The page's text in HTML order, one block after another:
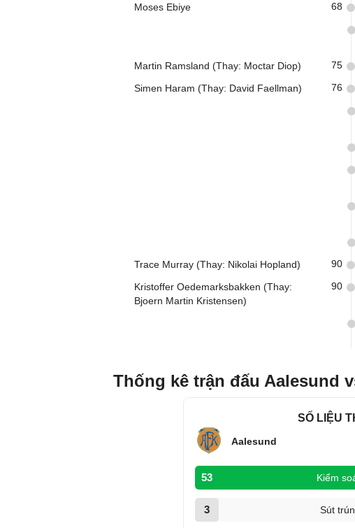
Moses Ebiye 68
Martin Ramsland (Thay: Moctar Diop) 75
Simen Haram (Thay: David Faellman) 76
Trace Murray (Thay: Nikolai Hopland) 90
Kristoffer Oedemarksbakken (Thay:
Bjoern Martin Kristensen)
90
Thống kê trận đấu Aalesund
SỐ LIỆU
Aalesund
53 Kiểm
3 Sút